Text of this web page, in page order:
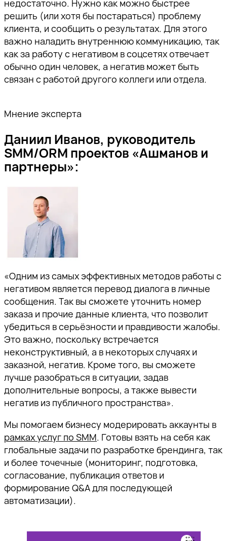
недостаточно. Нужно как можно быстрее
решить (или хотя бы постараться) проблему
клиента, и сообщить о результатах. Для этого
важно наладить внутреннюю коммуникацию, так
как за работу с негативом в соцсетях отвечает
обычно один человек, а негатив может быть
связан с работой другого коллеги или отдела.
Мнение эксперта
Даниил Иванов, руководитель
SMM/ORM проектов «Ашманов и
партнеры»:
«Одним из самых эффективных методов работы с
негативом является перевод диалога в личные
сообщения. Так вы сможете уточнить номер
заказа и прочие данные клиента, что позволит
убедиться в серьёзности и правдивости жалобы.
Это важно, поскольку встречается
неконструктивный, а в некоторых случаях и
заказной, негатив. Кроме того, вы сможете
лучше разобраться в ситуации, задав
дополнительные вопросы, а также вывести
негатив из публичного пространства».
Мы помогаем бизнесу модерировать аккаунты в
рамках услуг по SMM. Готовы взять на себя как
глобальные задачи по разработке брендинга, так
и более точечные (мониторинг, подготовка,
согласование, публикация ответов и
формирование Q&A для последующей
автоматизации).